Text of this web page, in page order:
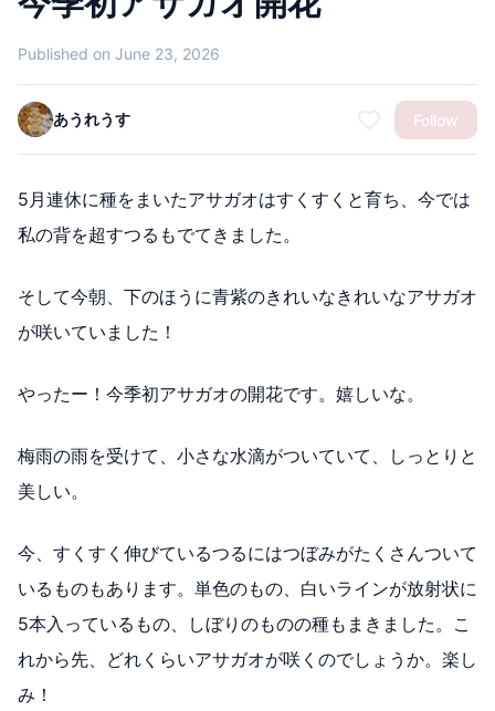
Published on June 23, 2026
あうれうす Follow
5月連休に種をまいたアサガオはすくすくと育ち、今では
私の背を超すつるもでてきました。
そして今朝、下のほうに青紫のきれいなきれいなアサガオ
が咲いていました！
やったー！今季初アサガオの開花です。嬉しいな。
梅雨の雨を受けて、小さな水滴がついていて、しっとりと
美しい。
今、すくすく伸びているつるにはつぼみがたくさんついて
いるものもあります。単色のもの、白いラインが放射状に
5本入っているもの、しぼりのものの種もまきました。こ
れから先、どれくらいアサガオが咲くのでしょうか。楽し
み！